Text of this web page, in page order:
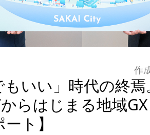
作
もいい」時代の終
らはじまる地域
ト】